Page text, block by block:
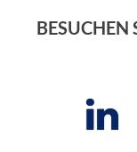
BESUCHEN